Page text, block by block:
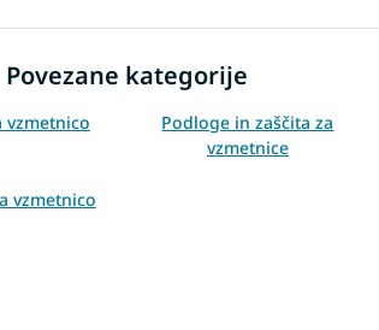
Povezane kategorije
vzmetnico
Podloge in zaščita za
vzmetnice
vzmetnico